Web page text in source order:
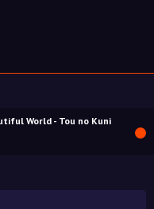
World - Tou no Kuni